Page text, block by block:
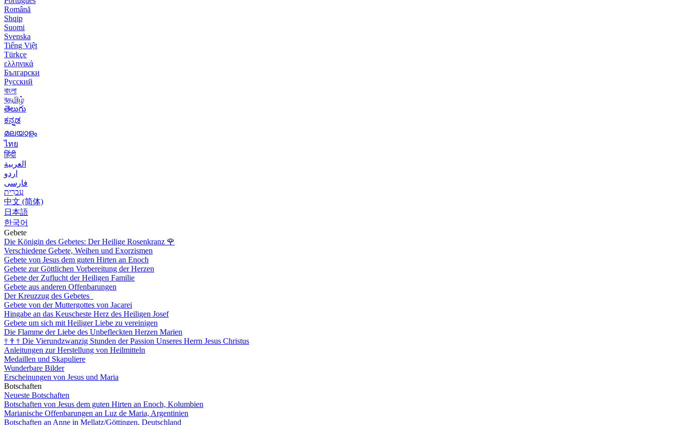
Română
Shqip
Suomi
Svenska
Tiếng Việt
Türkçe
ελληνικά
Български
Русский
বাংলা
বதமிழ்
తెలుగు
ಕನ್ನಡ
മലയാളം
ไทย
हिंदी
العربية
اردو
فارسی
עִברִית
中文 (简体)
日本語
한국어
Gebete
Die Königin des Gebetes: Der Heilige Rosenkranz 🌹
Verschiedene Gebete, Weihen und Exorzismen
Gebete von Jesus dem guten Hirten an Enoch
Gebete zur Göttlichen Vorbereitung der Herzen
Gebete der Zuflucht der Heiligen Familie
Gebete aus anderen Offenbarungen
Der Kreuzzug des Gebetes
Gebete von der Muttergottes von Jacarei
Hingabe an das Keuscheste Herz des Heiligen Josef
Gebete um sich mit Heiliger Liebe zu vereinigen
Die Flamme der Liebe des Unbefleckten Herzen Marien
† † † Die Vierundzwanzig Stunden der Passion Unseres Herrn Jesus Christus
Anleitungen zur Herstellung von Heilmitteln
Medaillen und Skapuliere
Wunderbare Bilder
Erscheinungen von Jesus und Maria
Botschaften
Neueste Botschaften
Botschaften von Jesus dem guten Hirten an Enoch, Kolumbien
Marianische Offenbarungen an Luz de Maria, Argentinien
Botschaften an Anne in Mellatz/Göttingen, Deutschland